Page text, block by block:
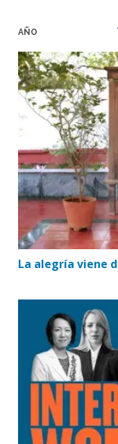
AÑO
La alegría viene